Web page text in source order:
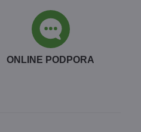
ONLINE PODPORA